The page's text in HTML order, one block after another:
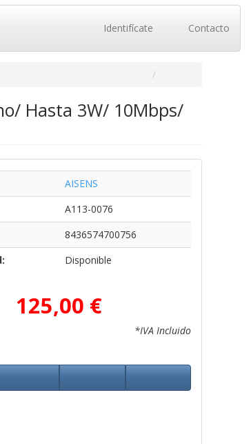
Identifícate Contacto
Hasta 3W/ 10Mbps/
AISENS
A113-0076
8436574700756
Disponible
125,00 €
*IVA Incluido